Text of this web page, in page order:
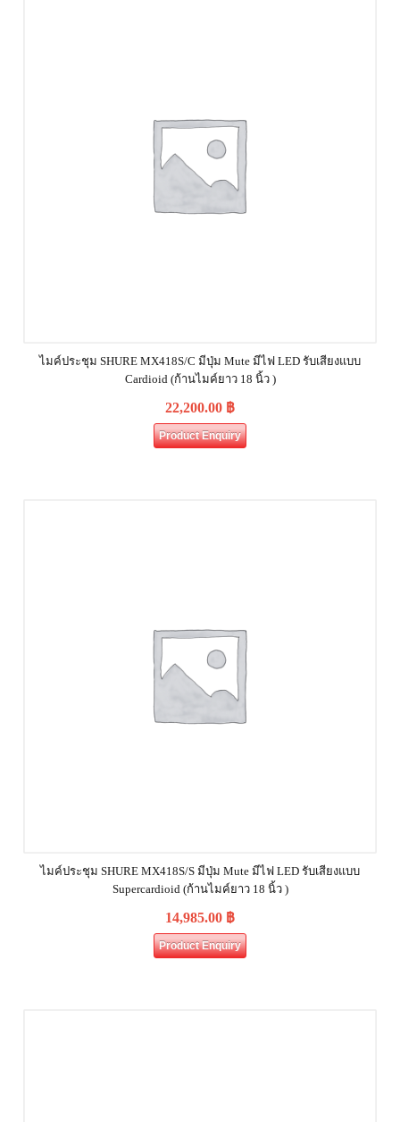
ไมค์ประชุม SHURE MX418S/C มีปุ่ม Mute มีไฟ LED รับเสียงแบบ
Cardioid (ก้านไมค์ยาว 18 นิ้ว )
22,200.00 ฿
Product Enquiry
ไมค์ประชุม SHURE MX418S/S มีปุ่ม Mute มีไฟ LED รับเสียงแบบ
Supercardioid (ก้านไมค์ยาว 18 นิ้ว )
14,985.00 ฿
Product Enquiry